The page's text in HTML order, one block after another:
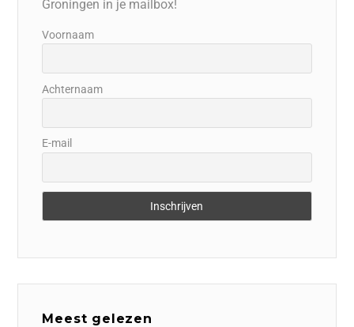
Groningen in je mailbox!
Voornaam
Achternaam
E-mail
Meest gelezen